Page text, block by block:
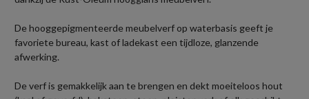
De hooggepigmenteerde meubelverf op waterbasis geeft je
favoriete bureau, kast of ladekast een tijdloze, glanzende
afwerking.
De verf is gemakkelijk aan te brengen en dekt moeiteloos hout